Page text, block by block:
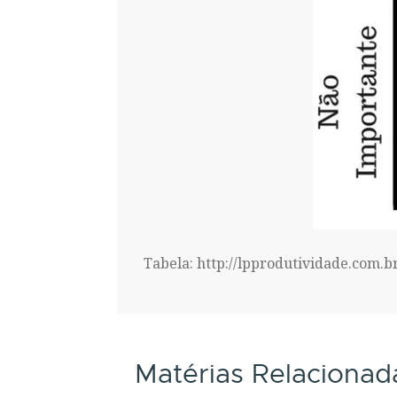
Tabela: http://
Matérias